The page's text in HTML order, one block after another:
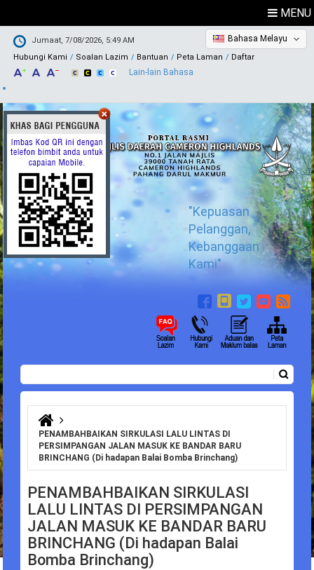
MENU
Jumaat, 7/08/2026, 5:49 AM
Hubungi Kami
Soalan Lazim Bantuan Peta Laman Daftar
Bahasa Melayu
Lain-lain Bahasa
"Kepuasan
Pelanggan,
Kebanggaan
Kami"
Borang carian
Anda di sini
PENAMBAHBAIKAN SIRKULASI LALU LINTAS DI
PERSIMPANGAN JALAN MASUK KE BANDAR BARU
BRINCHANG (Di hadapan Balai Bomba Brinchang)
PENAMBAHBAIKAN SIRKULASI
LALU LINTAS DI PERSIMPANGAN
JALAN MASUK KE BANDAR BARU
BRINCHANG (Di hadapan Balai
Bomba Brinchang)